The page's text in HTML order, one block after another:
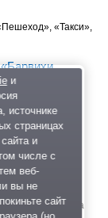
«Такси»,
«Легендарная
средняя
рублей,
зарплата
и
источнике
страницах
и
числе с
веб-
вы не
сайт
(но